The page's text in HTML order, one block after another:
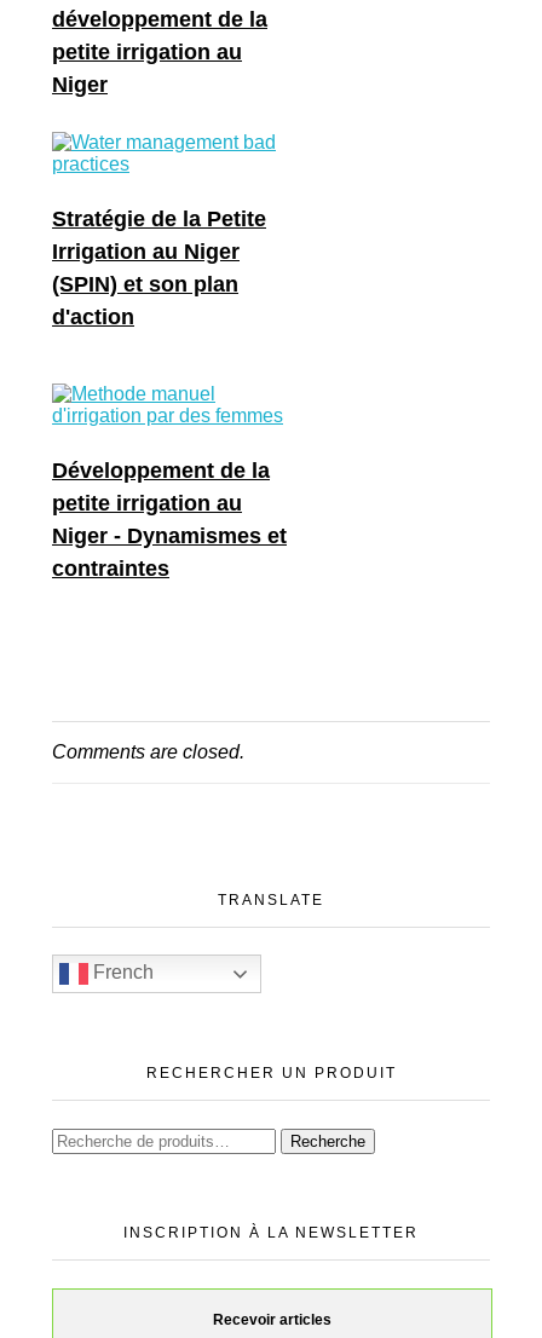
développement de la
petite irrigation au
Niger
Stratégie de la Petite
Irrigation au Niger
(SPIN) et son plan
d'action
Développement de la
petite irrigation au
Niger - Dynamismes et
contraintes
Comments are closed.
TRANSLATE
French
RECHERCHER UN PRODUIT
Recherche
INSCRIPTION À LA NEWSLETTER
Recevoir articles